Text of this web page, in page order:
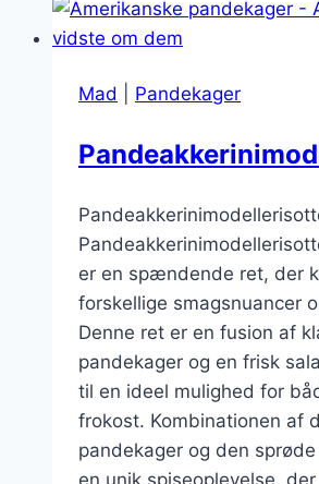
hindbær
og
Mad
Pandekager
er en spændende ret, der
forskellige smagsnuancer
Denne ret er en fusion af
pandekager og en frisk
til en ideel mulighed for
frokost. Kombinationen af
pandekager og den